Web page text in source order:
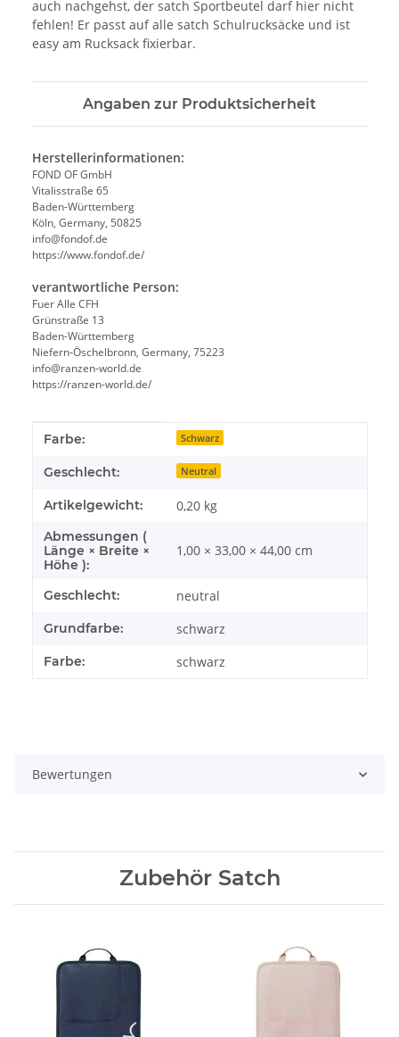
auch nachgehst, der satch Sportbeutel darf hier nicht
fehlen! Er passt auf alle satch Schulrucksäcke und ist
easy am Rucksack fixierbar.
Angaben zur Produktsicherheit
Herstellerinformationen:
FOND OF GmbH
Vitalisstraße 65
Baden-Württemberg
Köln, Germany, 50825
info@fondof.de
https://www.fondof.de/
verantwortliche Person:
Fuer Alle CFH
Grünstraße 13
Baden-Württemberg
Niefern-Öschelbronn, Germany, 75223
info@ranzen-world.de
https://ranzen-world.de/
Produkteigenschaft
Wert
Farbe: Schwarz
Geschlecht: Neutral
Artikelgewicht: 0,20 kg
Abmessungen (
Länge × Breite ×
Höhe ):
1,00 × 33,00 × 44,00 cm
Geschlecht: neutral
Grundfarbe: schwarz
Farbe: schwarz
Bewertungen
Zubehör Satch